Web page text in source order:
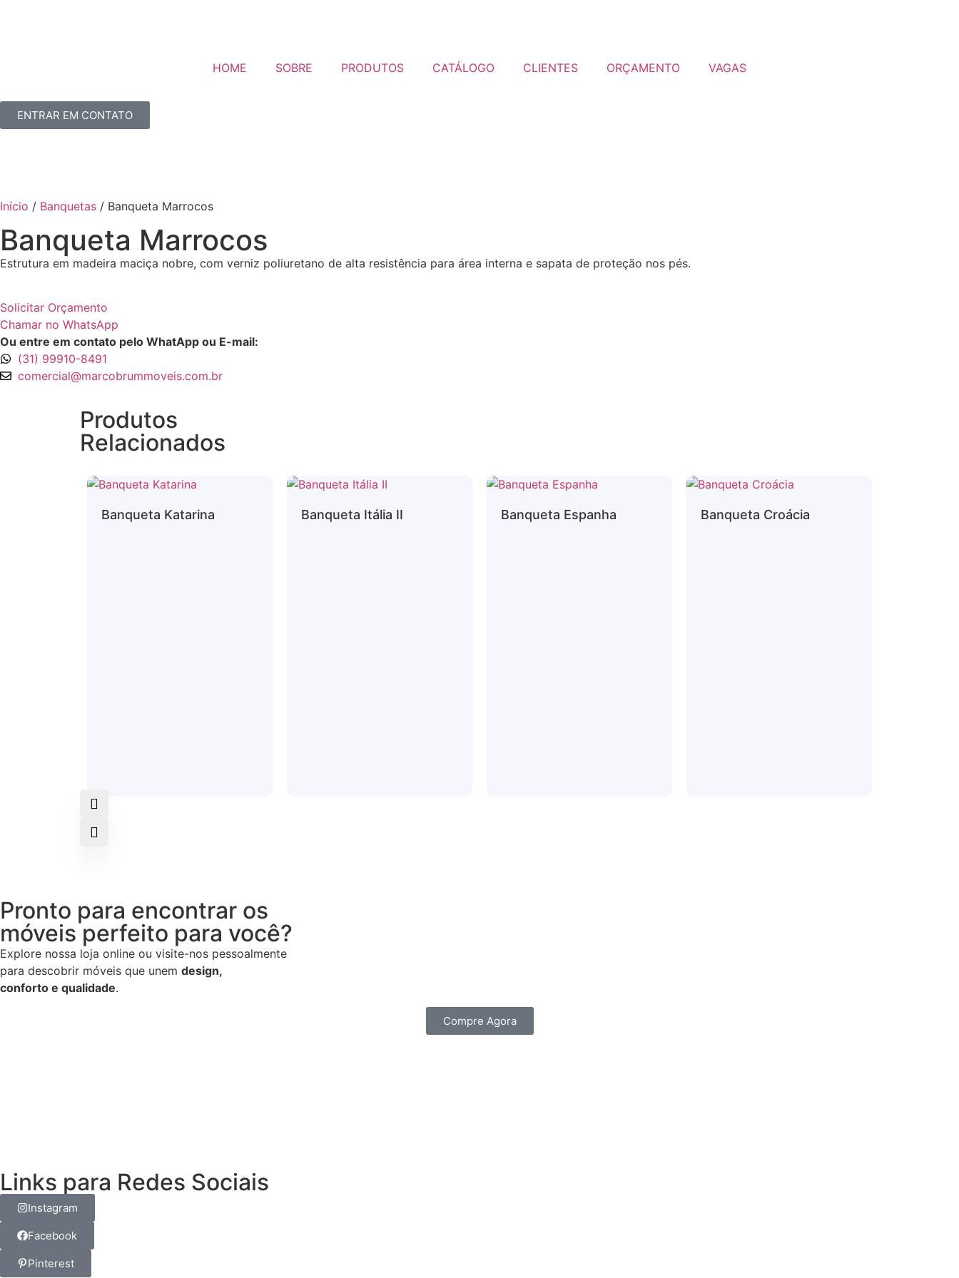
HOME SOBRE PRODUTOS CATÁLOGO CLIENTES ORÇAMENTO VAGAS
ENTRAR EM CONTATO
Início / Banquetas / Banqueta Marrocos
Banqueta Marrocos
Estrutura em madeira maciça nobre, com verniz poliuretano de alta resistência para área interna e sapata de proteção nos pés.
Solicitar Orçamento
Chamar no WhatsApp
Ou entre em contato pelo WhatApp ou E-mail:
(31) 99910-8491
comercial@marcobrummoveis.com.br
Produtos
Relacionados
Banqueta Katarina Banqueta Itália II Banqueta Espanha Banqueta Croácia
Pronto para encontrar os
móveis perfeito para você?
Explore nossa loja online ou visite-nos pessoalmente
para descobrir móveis que unem design,
conforto e qualidade.
Compre Agora
Links para Redes Sociais
Instagram
Facebook
Pinterest